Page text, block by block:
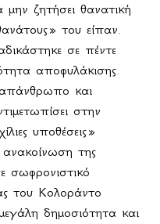
ζητήσει θανατική
του είπαν.
σε πέντε
αποφυλάκισης.
και
στην
υποθέσεις»
της
σωφρονιστικό
του Κολοράντο
δημοσιότητα και